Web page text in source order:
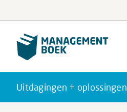
Uitdagingen + oplossingen